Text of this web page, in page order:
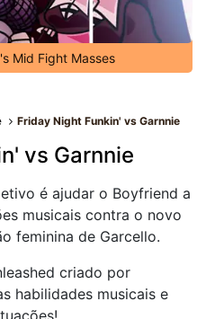
Mid Fight Masses
Friday Night Funkin' vs Garnnie
vs Garnnie
é ajudar o Boyfriend a
musicais contra o novo
feminina de Garcello.
criado por
habilidades musicais e